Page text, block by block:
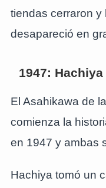
tiendas cerraron y
desapareció en
1947:
El Asahikawa de
comienza la
en 1947 y ambas
Hachiya tomó un